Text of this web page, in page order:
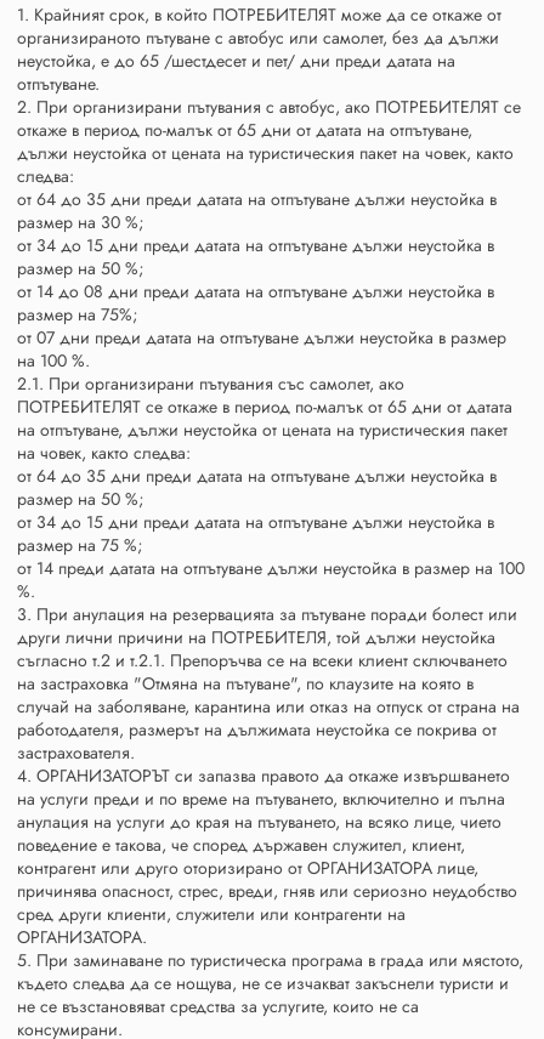
1. Крайният срок, в който ПОТРЕБИТЕЛЯТ може да се откаже от
организираното пътуване с автобус или самолет, без да дължи
неустойка, е до 65 /шестдесет и пет/ дни преди датата на
отпътуване.
2. При организирани пътувания с автобус, ако ПОТРЕБИТЕЛЯТ се
откаже в период по-малък от 65 дни от датата на отпътуване,
дължи неустойка от цената на туристическия пакет на човек, както
следва:
от 64 до 35 дни преди датата на отпътуване дължи неустойка в
размер на 30 %;
от 34 до 15 дни преди датата на отпътуване дължи неустойка в
размер на 50 %;
от 14 до 08 дни преди датата на отпътуване дължи неустойка в
размер на 75%;
от 07 дни преди датата на отпътуване дължи неустойка в размер
на 100 %.
2.1. При организирани пътувания със самолет, ако
ПОТРЕБИТЕЛЯТ се откаже в период по-малък от 65 дни от датата
на отпътуване, дължи неустойка от цената на туристическия пакет
на човек, както следва:
от 64 до 35 дни преди датата на отпътуване дължи неустойка в
размер на 50 %;
от 34 до 15 дни преди датата на отпътуване дължи неустойка в
размер на 75 %;
от 14 преди датата на отпътуване дължи неустойка в размер на 100
%.
3. При анулация на резервацията за пътуване поради болест или
други лични причини на ПОТРЕБИТЕЛЯ, той дължи неустойка
съгласно т.2 и т.2.1. Препоръчва се на всеки клиент сключването
на застраховка "Отмяна на пътуване", по клаузите на която в
случай на заболяване, карантина или отказ на отпуск от страна на
работодателя, размерът на дължимата неустойка се покрива от
застрахователя.
4. ОРГАНИЗАТОРЪТ си запазва правото да откаже извършването
на услуги преди и по време на пътуването, включително и пълна
анулация на услуги до края на пътуването, на всяко лице, чието
поведение е такова, че според държавен служител, клиент,
контрагент или друго оторизирано от ОРГАНИЗАТОРА лице,
причинява опасност, стрес, вреди, гняв или сериозно неудобство
сред други клиенти, служители или контрагенти на
ОРГАНИЗАТОРА.
5. При заминаване по туристическа програма в града или мястото,
където следва да се нощува, не се изчакват закъснели туристи и
не се възстановяват средства за услугите, които не са
консумирани.